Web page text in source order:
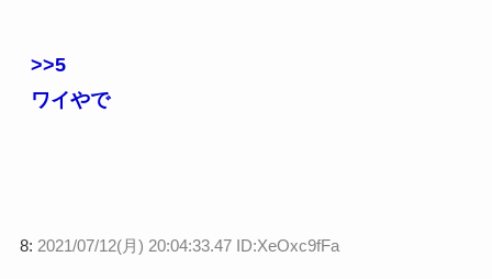
>>5
ワイやで
8: 2021/07/12(月) 20:04:33.47 ID:XeOxc9fFa